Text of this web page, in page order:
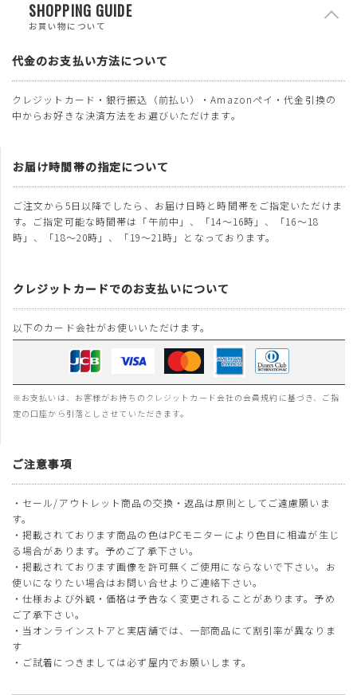
SHOPPING GUIDE
お買い物について
代金のお支払い方法について
クレジットカード・銀行振込（前払い）・Amazonペイ・代金引換の
中からお好きな決済方法をお選びいただけます。
お届け時間帯の指定について
ご注文から5日以降でしたら、お届け日時と時間帯をご指定いただけま
す。ご指定可能な時間帯は「午前中」、「14～16時」、「16～18
時」、「18～20時」、「19～21時」となっております。
クレジットカードでのお支払いについて
以下のカード会社がお使いいただけます。
※お支払いは、お客様がお持ちのクレジットカード会社の会員規約に基づき、ご指
定の口座から引落としさせていただきます。
ご注意事項
・セール/アウトレット商品の交換・返品は原則としてご遠慮願いま
す。
・掲載されております商品の色はPCモニターにより色目に相違が生じ
る場合があります。予めご了承下さい。
・掲載されております画像を許可無くご使用にならないで下さい。お
使いになりたい場合はお問い合せよりご連絡下さい。
・仕様および外観・価格は予告なく変更されることがあります。予め
ご了承下さい。
・当オンラインストアと実店舗では、一部商品にて割引率が異なりま
す
・ご試着につきましては必ず屋内でお願いします。